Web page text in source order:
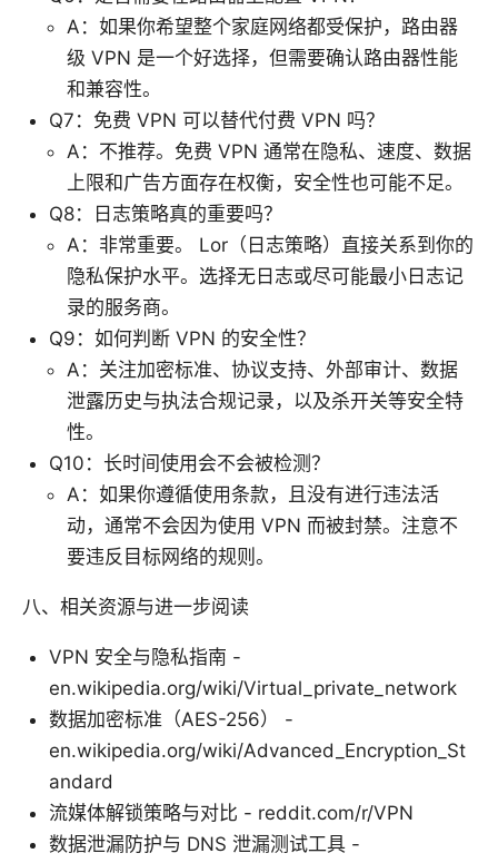
A：如果你希望整个家庭网络都受保护，路由器
级 VPN 是一个好选择，但需要确认路由器性能
和兼容性。
Q7：免费 VPN 可以替代付费 VPN 吗？
A：不推荐。免费 VPN 通常在隐私、速度、数据
上限和广告方面存在权衡，安全性也可能不足。
Q8：日志策略真的重要吗？
A：非常重要。 Lor（日志策略）直接关系到你的
隐私保护水平。选择无日志或尽可能最小日志记
录的服务商。
Q9：如何判断 VPN 的安全性？
A：关注加密标准、协议支持、外部审计、数据
泄露历史与执法合规记录，以及杀开关等安全特
性。
Q10：长时间使用会不会被检测？
A：如果你遵循使用条款，且没有进行违法活
动，通常不会因为使用 VPN 而被封禁。注意不
要违反目标网络的规则。
八、相关资源与进一步阅读
VPN 安全与隐私指南 -
en.wikipedia.org/wiki/Virtual_private_network
数据加密标准（AES-256） -
en.wikipedia.org/wiki/Advanced_Encryption_St
andard
流媒体解锁策略与对比 - reddit.com/r/VPN
数据泄漏防护与 DNS 泄漏测试工具 -